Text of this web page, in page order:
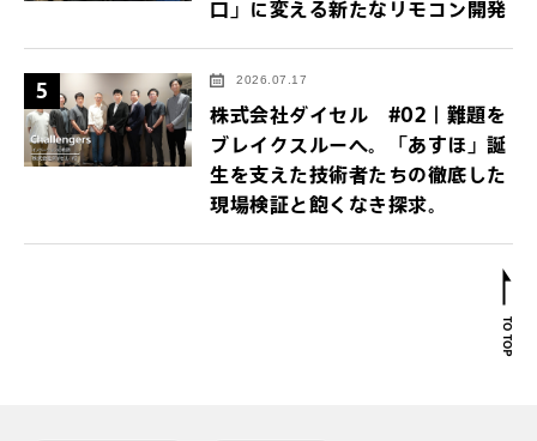
口」に変える新たなリモコン開発
5 2026.07.17
株式会社ダイセル #02｜難題を
ブレイクスルーへ。「あすほ」誕
生を支えた技術者たちの徹底した
現場検証と飽くなき探求。